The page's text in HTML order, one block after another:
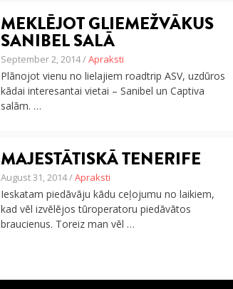
MEKLĒJOT GLIEMEŽVĀKUS
SANIBEL SALĀ
September 2, 2014 /Apraksti
Plānojot vienu no lielajiem roadtrip ASV, uzdūros
kādai interesantai vietai – Sanibel un Captiva
salām. …
MAJESTĀTISKĀ TENERIFE
August 31, 2014 /Apraksti
Ieskatam piedāvāju kādu ceļojumu no laikiem,
kad vēl izvēlējos tūroperatoru piedāvātos
braucienus. Toreiz man vēl …